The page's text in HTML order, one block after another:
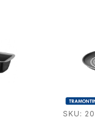
SKU: